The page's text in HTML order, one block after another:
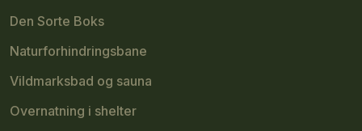
Den Sorte Boks
Naturforhindringsbane
Vildmarksbad og sauna
Overnatning i shelter